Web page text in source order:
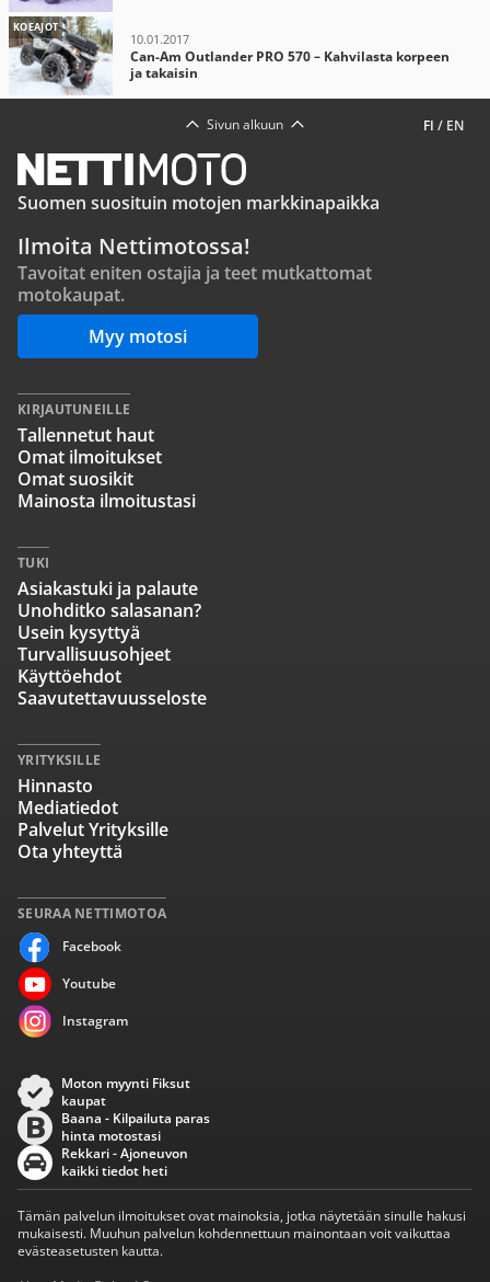
KOEAJOT
10.01.2017
Can-Am Outlander PRO 570 – Kahvilasta korpeen
ja takaisin
FI / EN
Sivun alkuun
Suomen suosituin motojen markkinapaikka
Ilmoita Nettimotossa!
Tavoitat eniten ostajia ja teet mutkattomat
motokaupat.
Myy motosi
SEURAA NETTIMOTOA
Facebook
Youtube
Instagram
KIRJAUTUNEILLE
Tallennetut haut
Omat ilmoitukset
Omat suosikit
Mainosta ilmoitustasi
TUKI
Asiakastuki ja palaute
Unohditko salasanan?
Usein kysyttyä
Turvallisuusohjeet
Käyttöehdot
Saavutettavuusseloste
YRITYKSILLE
Hinnasto
Mediatiedot
Palvelut Yrityksille
Ota yhteyttä
Moton myynti Fiksut
kaupat
Baana - Kilpailuta paras
hinta motostasi
Rekkari - Ajoneuvon
kaikki tiedot heti
Tämän palvelun ilmoitukset ovat mainoksia, jotka näytetään sinulle hakusi
mukaisesti. Muuhun palvelun kohdennettuun mainontaan voit vaikuttaa
evästeasetusten kautta.